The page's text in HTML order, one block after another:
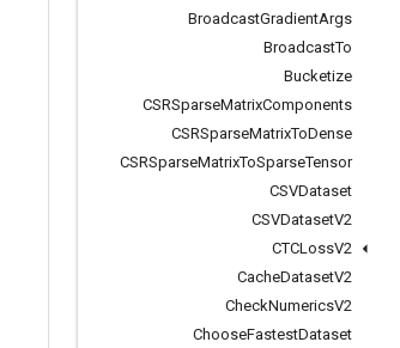
BroadcastGradientArgs
BroadcastTo
Bucketize
CSRSparseMatrixComponents
CSRSparseMatrixToDense
CSRSparseMatrixToSparseTensor
CSVDataset
CSVDatasetV2
CTCLossV2
CacheDatasetV2
CheckNumericsV2
ChooseFastestDataset